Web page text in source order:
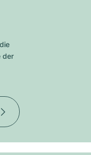
der